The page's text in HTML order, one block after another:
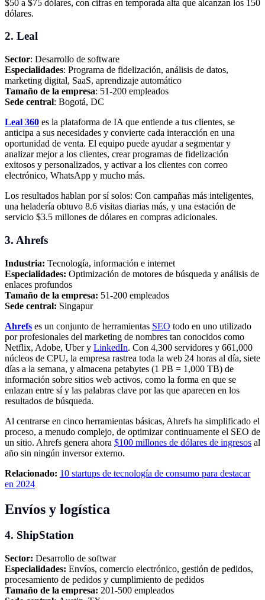
$50 a $75 dólares, con cifras en temporada alta que alcanzan los 150
dólares.
2. Leal
Sector: Desarrollo de software
Especialidades: Programa de fidelización, análisis de datos,
marketing digital, SaaS, aprendizaje automático
Tamaño de la empresa: 51-200 empleados
Sede central: Bogotá, DC
Leal 360 es la plataforma de IA que entiende a tus clientes, se
anticipa a sus necesidades y convierte cada interacción en una
oportunidad de venta. El equipo puede ayudar a segmentar y
analizar mejor a los clientes, crear programas de fidelización
exitosos y personalizados, y activar a los clientes con correo
electrónico, WhatsApp y mucho más.
Los resultados hablan por sí solos: Con campañas más inteligentes,
una heladería obtuvo 8.6 visitas diarias más, y una estación de
servicio $3.5 millones de dólares en compras adicionales.
3. Ahrefs
Industria: Tecnología, información e internet
Especialidades: Optimización de motores de búsqueda y análisis de
enlaces profundos
Tamaño de la empresa: 51-200 empleados
Sede central: Singapur
Ahrefs es un conjunto de herramientas SEO todo en uno utilizado
por profesionales del marketing de nombres tan conocidos como
Netflix, Adobe, Uber y LinkedIn. Con 4,300 servidores y 661,000
núcleos de CPU, la empresa rastrea toda la web 24 horas al día, siete
días a la semana, y almacena petabytes (1 PB = 1,000 TB) de
información sobre sitios web activos, como la forma en que se
enlazan entre sí y las palabras clave por las que aparecen en los
resultados de búsqueda.
Al centrarse en cinco herramientas básicas, Ahrefs ha simplificado el
proceso, a menudo complejo, de optimizar continuamente el SEO de
un sitio. Ahrefs genera ahora $100 millones de dólares de ingresos al
año sin ningún inversor externo.
Relacionado: 10 startups de tecnología de consumo para destacar
en 2024
Envíos y logística
4. ShipStation
Sector: Desarrollo de softwar
Especialidades: Envíos, comercio electrónico, gestión de pedidos,
procesamiento de pedidos y cumplimiento de pedidos
Tamaño de la empresa: 201-500 empleados